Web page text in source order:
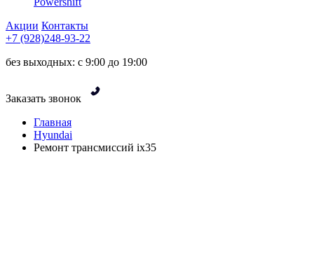
Акции Контакты
+7 (928)248-93-22
без выходных: с 9:00 до 19:00
Заказать звонок
Главная
Hyundai
Ремонт трансмиссий ix35